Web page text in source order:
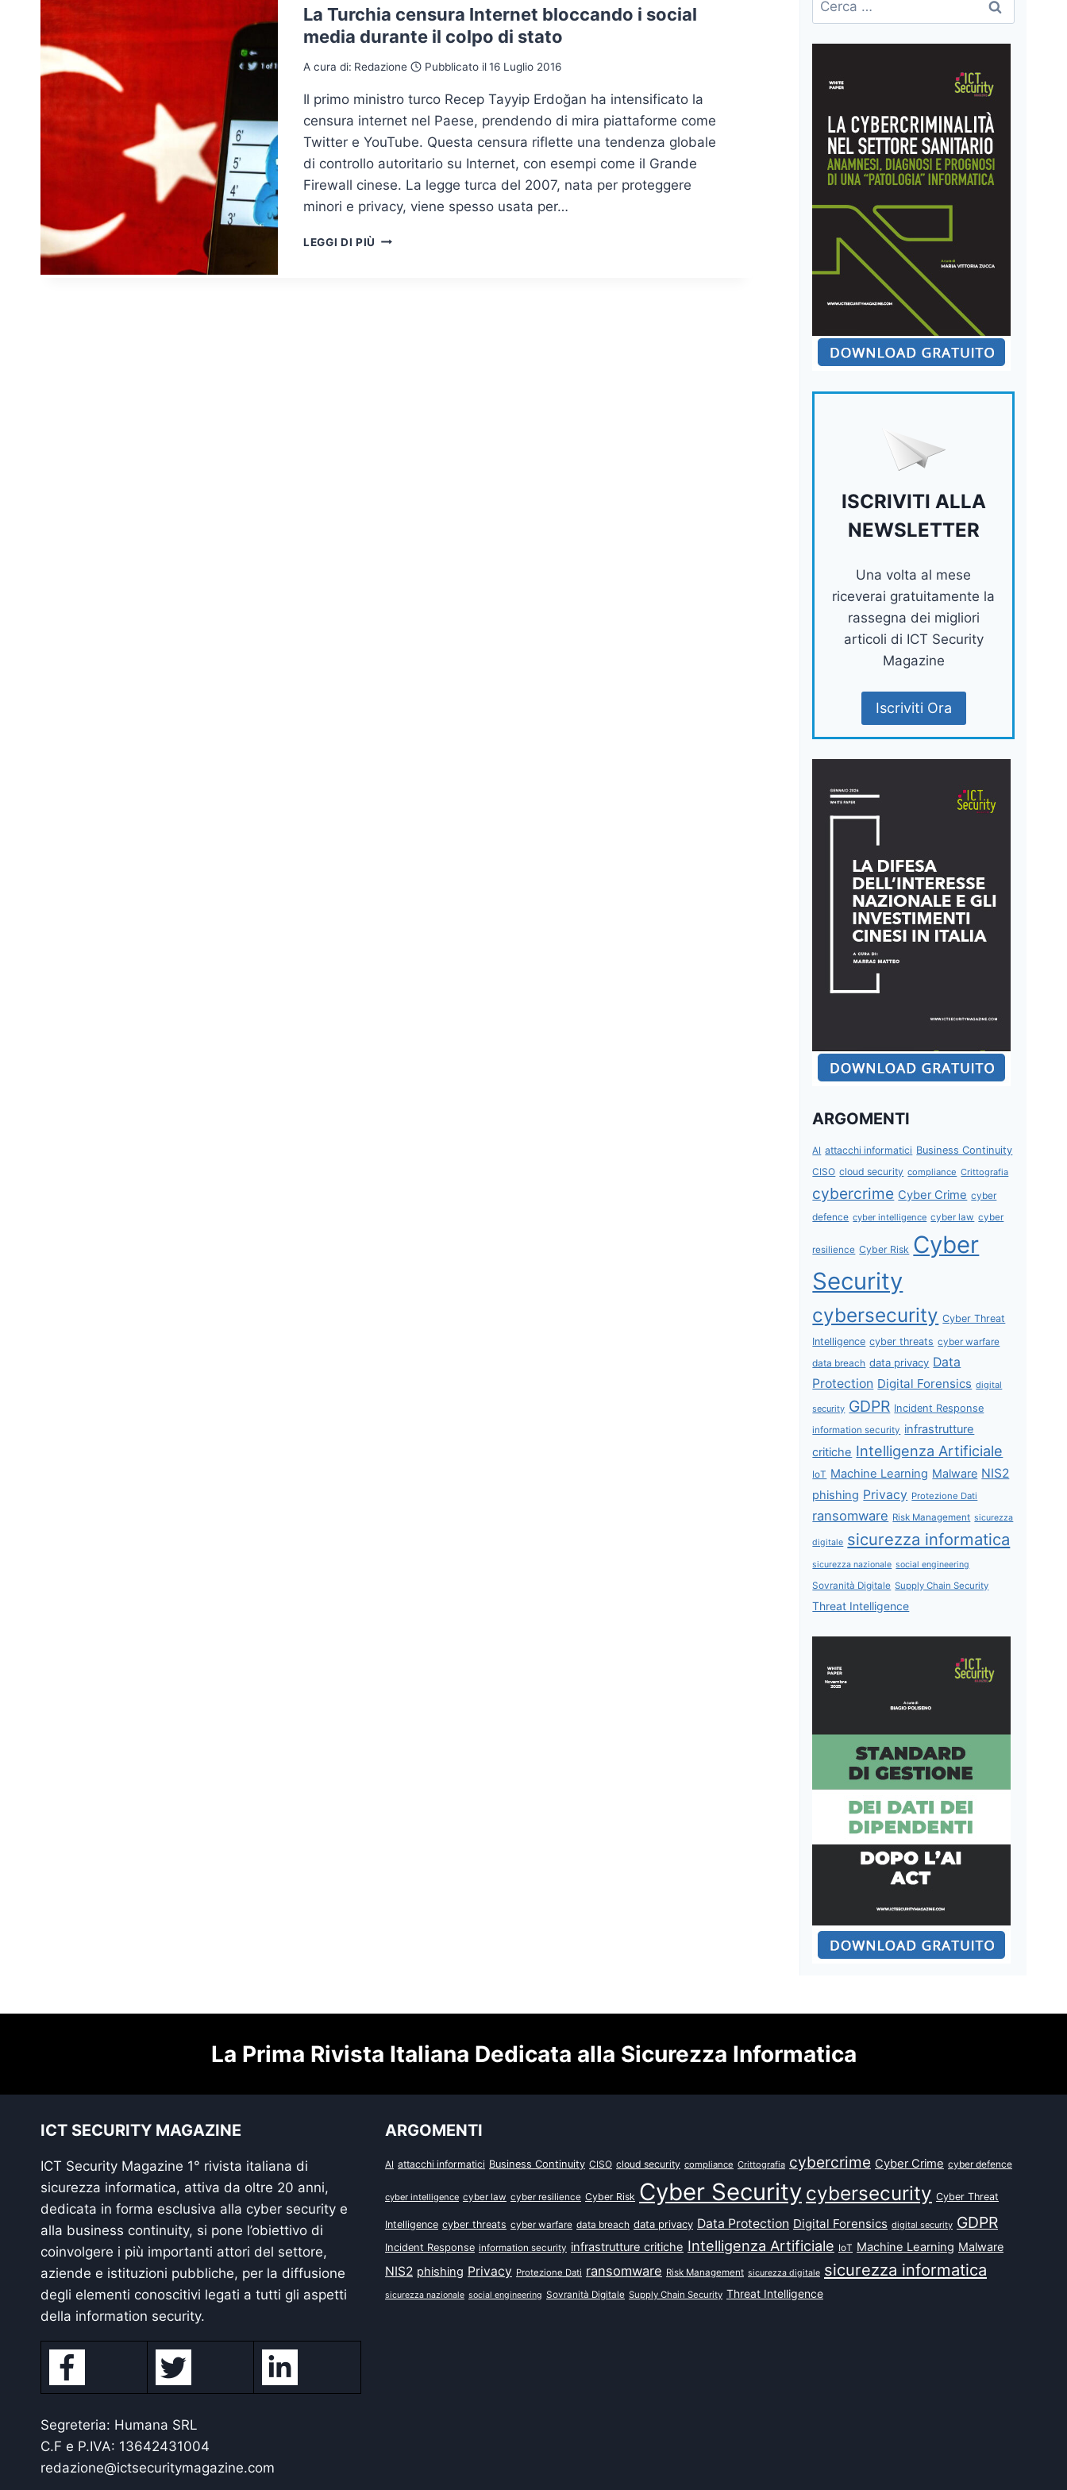
La Turchia censura Internet bloccando i social
media durante il colpo di stato
A cura di: Redazione Pubblicato il16 Luglio 2016
Il primo ministro turco Recep Tayyip Erdoğan ha intensificato la
censura internet nel Paese, prendendo di mira piattaforme come
Twitter e YouTube. Questa censura riflette una tendenza globale
di controllo autoritario su Internet, con esempi come il Grande
Firewall cinese. La legge turca del 2007, nata per proteggere
minori e privacy, viene spesso usata per…
LEGGI DI PIÙ LA
per:
ISCRIVITI ALLA
NEWSLETTER
Una volta al mese
riceverai gratuitamente la
rassegna dei migliori
articoli di ICT Security
Magazine
Iscriviti Ora
ARGOMENTI
AI attacchi informatici Business Continuity
CISO cloud security compliance Crittografia
cybercrime Cyber Crime cyber
defence cyber intelligence cyber law cyber
resilience Cyber Risk Cyber
Security
cybersecurity Cyber Threat
Intelligence cyber threats cyber warfare
data breach data privacy Data
Protection Digital Forensics digital
security GDPR Incident Response
information security infrastrutture
critiche Intelligenza Artificiale
IoT Machine Learning Malware NIS2
phishing Privacy Protezione Dati
ransomware Risk Management sicurezza
digitale sicurezza informatica
sicurezza nazionale social engineering
Sovranità Digitale Supply Chain Security
Threat Intelligence
La Prima Rivista Italiana Dedicata alla Sicurezza Informatica
ICT SECURITY MAGAZINE
ICT Security Magazine 1° rivista italiana di
sicurezza informatica, attiva da oltre 20 anni,
dedicata in forma esclusiva alla cyber security e
alla business continuity, si pone l’obiettivo di
coinvolgere i più importanti attori del settore,
aziende e istituzioni pubbliche, per la diffusione
degli elementi conoscitivi legati a tutti gli aspetti
della information security.
Segreteria: Humana SRL
C.F e P.IVA: 13642431004
redazione@ictsecuritymagazine.com
ARGOMENTI
AI attacchi informatici Business Continuity CISO cloud security compliance Crittografia cybercrime Cyber Crime cyber defence
cyber intelligence cyber law cyber resilience Cyber Risk Cyber Security cybersecurity Cyber Threat
Intelligence cyber threats cyber warfare data breach data privacy Data Protection Digital Forensics digital security GDPR
Incident Response information security infrastrutture critiche Intelligenza Artificiale IoT Machine Learning Malware
NIS2 phishing Privacy Protezione Dati ransomware Risk Management sicurezza digitale sicurezza informatica
sicurezza nazionale social engineering Sovranità Digitale Supply Chain Security Threat Intelligence